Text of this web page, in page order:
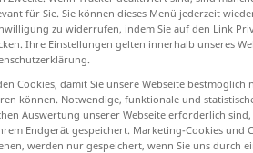
act, conduct oneself
auftretenmit
für Sie. Sie können dieses Menü jederzeit
zu widerrufen, indem Sie auf den Link
Ihre Einstellungen gelten innerhalb unseres
Cookies, damit Sie unsere Webseite
können. Notwendige, funktionale und
Auswertung unserer Webseite erforderlich
Endgerät gespeichert. Marketing-Cookies und
werden nur gespeichert, wenn Sie uns durch